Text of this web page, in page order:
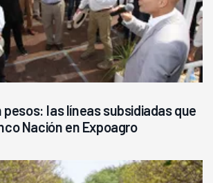
pesos: las líneas subsidiadas que
Nación en Expoagro